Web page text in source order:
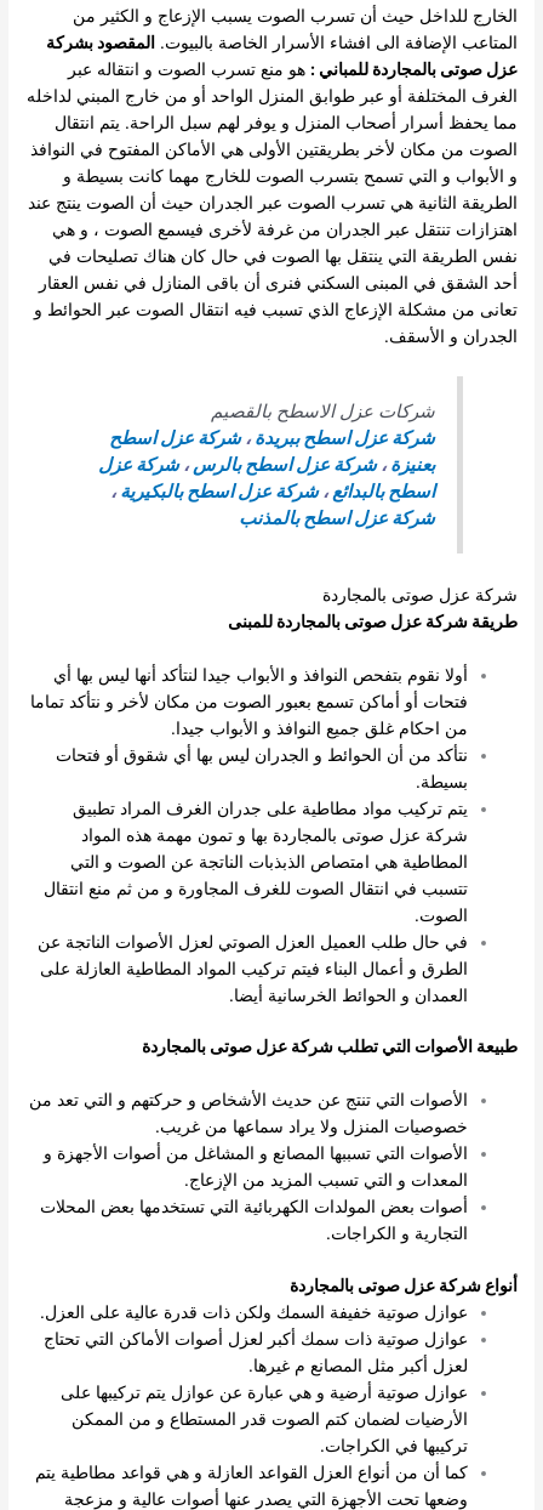
الخارج للداخل حيث أن تسرب الصوت يسبب الإزعاج و الكثير من
المتاعب الإضافة الى افشاء الأسرار الخاصة بالبيوت. المقصود بشركة
عزل صوتى بالمجاردة للمباني : هو منع تسرب الصوت و انتقاله عبر
الغرف المختلفة أو عبر طوابق المنزل الواحد أو من خارج المبني لداخله
مما يحفظ أسرار أصحاب المنزل و يوفر لهم سبل الراحة. يتم انتقال
الصوت من مكان لأخر بطريقتين الأولى هي الأماكن المفتوح في النوافذ
و الأبواب و التي تسمح بتسرب الصوت للخارج مهما كانت بسيطة و
الطريقة الثانية هي تسرب الصوت عبر الجدران حيث أن الصوت ينتج عند
اهتزازات تنتقل عبر الجدران من غرفة لأخرى فيسمع الصوت ، و هي
نفس الطريقة التي ينتقل بها الصوت في حال كان هناك تصليحات في
أحد الشقق في المبنى السكني فنرى أن باقى المنازل في نفس العقار
تعانى من مشكلة الإزعاج الذي تسبب فيه انتقال الصوت عبر الحوائط و
الجدران و الأسقف.
شركات عزل الاسطح بالقصيم
شركة عزل اسطح ببريدة ،شركة عزل اسطح
بعنيزة ،شركة عزل اسطح بالرس ،شركة عزل
اسطح بالبدائع ،شركة عزل اسطح بالبكيرية ،
شركة عزل اسطح بالمذنب
شركة عزل صوتى بالمجاردة
طريقة شركة عزل صوتى بالمجاردة للمبنى
أولا نقوم بتفحص النوافذ و الأبواب جيدا لنتأكد أنها ليس بها أي
فتحات أو أماكن تسمع بعبور الصوت من مكان لأخر و نتأكد تماما
من احكام غلق جميع النوافذ و الأبواب جيدا.
نتأكد من أن الحوائط و الجدران ليس بها أي شقوق أو فتحات
بسيطة.
يتم تركيب مواد مطاطية على جدران الغرف المراد تطبيق
شركة عزل صوتى بالمجاردة بها و تمون مهمة هذه المواد
المطاطية هي امتصاص الذبذبات الناتجة عن الصوت و التي
تتسبب في انتقال الصوت للغرف المجاورة و من ثم منع انتقال
الصوت.
في حال طلب العميل العزل الصوتي لعزل الأصوات الناتجة عن
الطرق و أعمال البناء فيتم تركيب المواد المطاطية العازلة على
العمدان و الحوائط الخرسانية أيضا.
طبيعة الأصوات التي تطلب شركة عزل صوتى بالمجاردة
الأصوات التي تنتج عن حديث الأشخاص و حركتهم و التي تعد من
خصوصيات المنزل ولا يراد سماعها من غريب.
الأصوات التي تسببها المصانع و المشاغل من أصوات الأجهزة و
المعدات و التي تسبب المزيد من الإزعاج.
أصوات بعض المولدات الكهربائية التي تستخدمها بعض المحلات
التجارية و الكراجات.
أنواع شركة عزل صوتى بالمجاردة
عوازل صوتية خفيفة السمك ولكن ذات قدرة عالية على العزل.
عوازل صوتية ذات سمك أكبر لعزل أصوات الأماكن التي تحتاج
لعزل أكبر مثل المصانع م غيرها.
عوازل صوتية أرضية و هي عبارة عن عوازل يتم تركيبها على
الأرضيات لضمان كتم الصوت قدر المستطاع و من الممكن
تركيبها في الكراجات.
كما أن من أنواع العزل القواعد العازلة و هي قواعد مطاطية يتم
وضعها تحت الأجهزة التي يصدر عنها أصوات عالية و مزعجة